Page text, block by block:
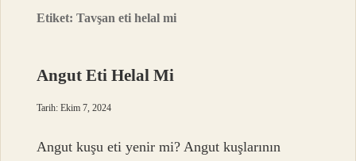
Etiket:Tavşan eti helal mi
Angut Eti Helal Mi
Tarih: Ekim 7, 2024
Angut kuşu eti yenir mi? Angut kuşlarının